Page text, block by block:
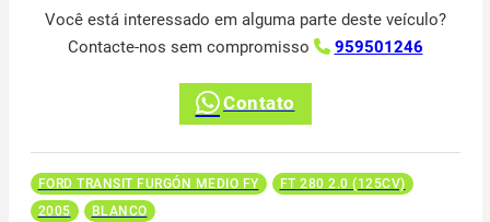
Você está interessado em alguma parte deste veículo?
Contacte-nos sem compromisso
959501246
Contato
FORD TRANSIT FURGÓN MEDIO FY
FT 280 2.0 (125CV)
2005
BLANCO